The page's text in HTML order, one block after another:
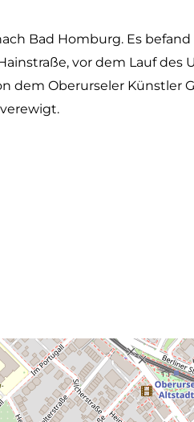
Bad Homburg. Es
vor dem Lauf des
dem Oberurseler Künstler